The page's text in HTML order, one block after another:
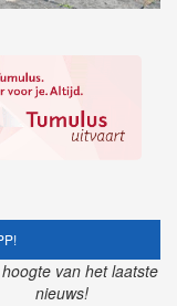
van het laatste
nieuws!